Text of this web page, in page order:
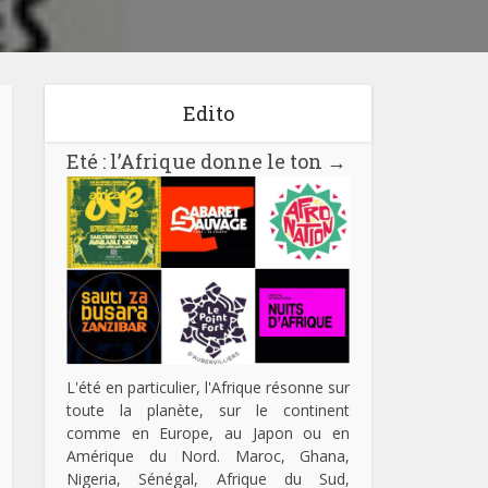
Edito
Eté : l’Afrique donne le ton →
L'été en particulier, l'Afrique résonne sur
toute la planète, sur le continent
comme en Europe, au Japon ou en
Amérique du Nord. Maroc, Ghana,
Nigeria, Sénégal, Afrique du Sud,